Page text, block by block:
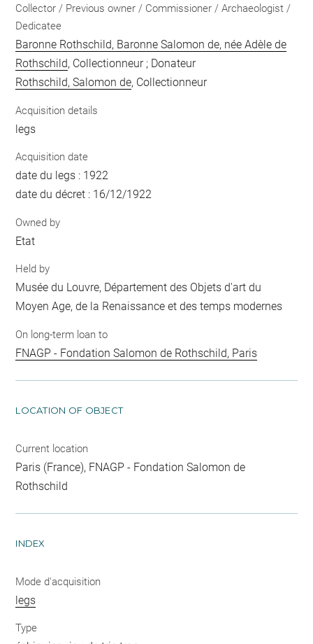
Collector / Previous owner / Commissioner / Archaeologist /
Dedicatee
Baronne Rothschild, Baronne Salomon de, née Adèle de
Rothschild, Collectionneur ; Donateur
Rothschild, Salomon de, Collectionneur
Acquisition details
legs
Acquisition date
date du legs : 1922
date du décret : 16/12/1922
Owned by
Etat
Held by
Musée du Louvre, Département des Objets d'art du
Moyen Age, de la Renaissance et des temps modernes
On long-term loan to
FNAGP - Fondation Salomon de Rothschild, Paris
LOCATION OF OBJECT
Current location
Paris (France), FNAGP - Fondation Salomon de
Rothschild
INDEX
Mode d'acquisition
legs
Type